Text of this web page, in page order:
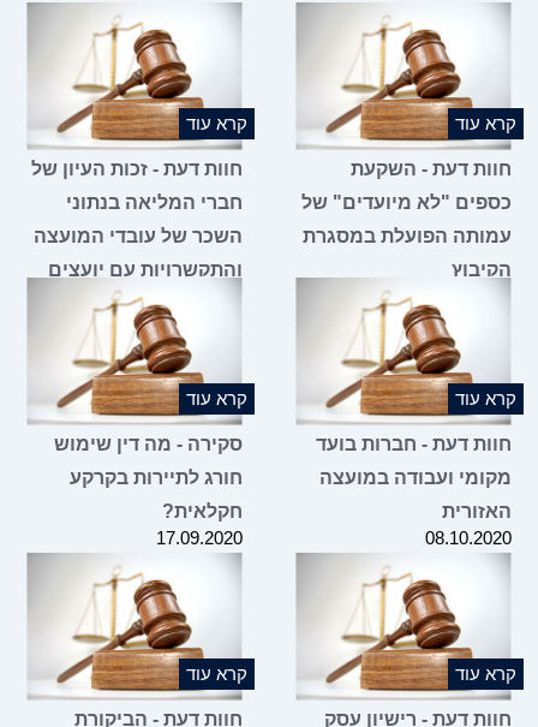
קרא עוד
חוות דעת - השקעת
כספים "לא מיועדים" של
עמותה הפועלת במסגרת
הקיבוץ
קרא עוד
חוות דעת - זכות העיון של
חברי המליאה בנתוני
השכר של עובדי המועצה
והתקשרויות עם יועצים
קרא עוד
חוות דעת - חברות בועד
מקומי ועבודה במועצה
האזורית
08.10.2020
קרא עוד
סקירה - מה דין שימוש
חורג לתיירות בקרקע
חקלאית?
17.09.2020
קרא עוד
חוות דעת - רישיון עסק
קרא עוד
חוות דעת - הביקורת